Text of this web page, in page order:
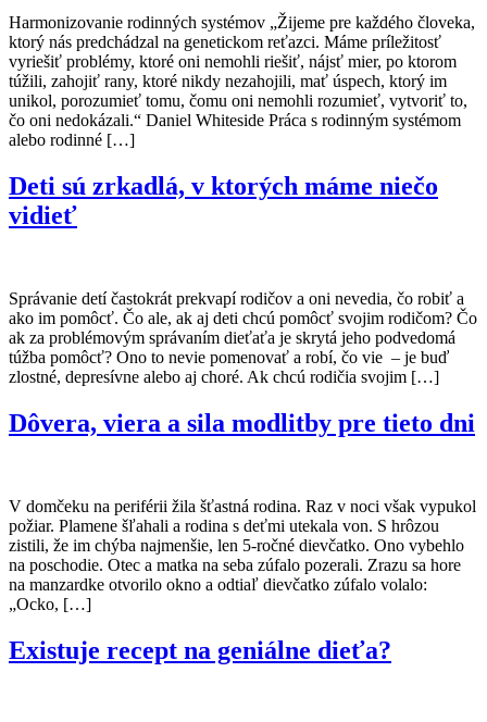
Harmonizovanie rodinných systémov „Žijeme pre každého človeka,
ktorý nás predchádzal na genetickom reťazci. Máme príležitosť
vyriešiť problémy, ktoré oni nemohli riešiť, nájsť mier, po ktorom
túžili, zahojiť rany, ktoré nikdy nezahojili, mať úspech, ktorý im
unikol, porozumieť tomu, čomu oni nemohli rozumieť, vytvoriť to,
čo oni nedokázali.“ Daniel Whiteside Práca s rodinným systémom
alebo rodinné […]
Deti sú zrkadlá, v ktorých máme niečo
vidieť
Správanie detí častokrát prekvapí rodičov a oni nevedia, čo robiť a
ako im pomôcť. Čo ale, ak aj deti chcú pomôcť svojim rodičom? Čo
ak za problémovým správaním dieťaťa je skrytá jeho podvedomá
túžba pomôcť? Ono to nevie pomenovať a robí, čo vie – je buď
zlostné, depresívne alebo aj choré. Ak chcú rodičia svojim […]
Dôvera, viera a sila modlitby pre tieto dni
V domčeku na periférii žila šťastná rodina. Raz v noci však vypukol
požiar. Plamene šľahali a rodina s deťmi utekala von. S hrôzou
zistili, že im chýba najmenšie, len 5-ročné dievčatko. Ono vybehlo
na poschodie. Otec a matka na seba zúfalo pozerali. Zrazu sa hore
na manzardke otvorilo okno a odtiaľ dievčatko zúfalo volalo:
„Ocko, […]
Existuje recept na geniálne dieťa?